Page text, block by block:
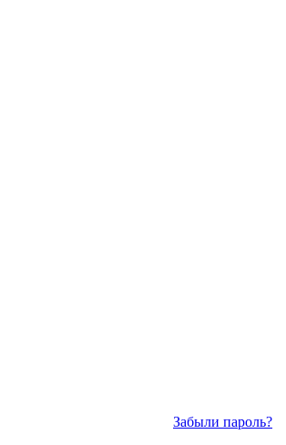
Забыли пароль?